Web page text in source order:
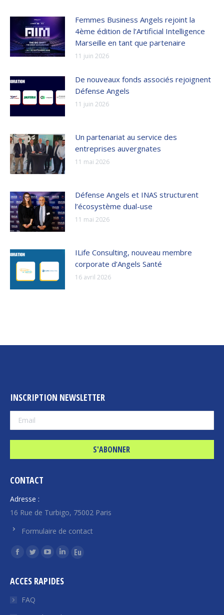
Femmes Business Angels rejoint la
4ème édition de l’Artificial Intelligence
Marseille en tant que partenaire
11 juin 2026
De nouveaux fonds associés rejoignent
Défense Angels
11 juin 2026
Un partenariat au service des
entreprises auvergnates
11 mai 2026
Défense Angels et INAS structurent
l’écosystème dual-use
11 mai 2026
ILife Consulting, nouveau membre
corporate d’Angels Santé
16 avril 2026
INSCRIPTION NEWSLETTER
CONTACT
Adresse :
16 Rue de Turbigo, 75002 Paris
Formulaire de contact
Trouvez nous sur :
La
Facebook
s'ouvre
La
Twitter
s'ouvre
La
YouTube
La
LinkedIn
La
ACCES RAPIDES
FAQ